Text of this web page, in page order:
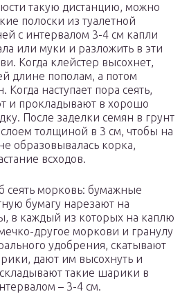
такую дистанцию, можно
полоски из туалетной
с интервалом 3-4 см капли
или муки и разложить в эти
Когда клейстер высохнет,
длине пополам, а потом
наступает пора сеять,
и прокладывают в хорошо
После заделки семян в грунт
толщиной в 3 см, чтобы на
образовывалась корка,
всходов.
сеять морковь: бумажные
бумагу нарезают на
в каждый из которых на каплю
другое моркови и гранулу
удобрения, скатывают
дают им высохнуть и
такие шарики в
– 3-4 см.